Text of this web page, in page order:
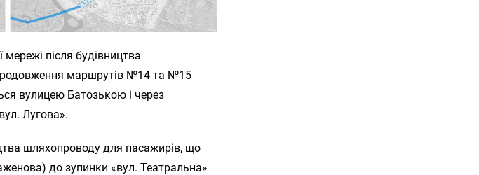
після будівництва
маршрутів №14 та №15
вулицею Батозькою і через
Лугова».
шляхопроводу для пасажирів, що
до зупинки «вул. Театральна»